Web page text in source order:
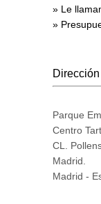
» Le
»
Dirección
Parque
Centro
CL.
Madrid.
Madrid -